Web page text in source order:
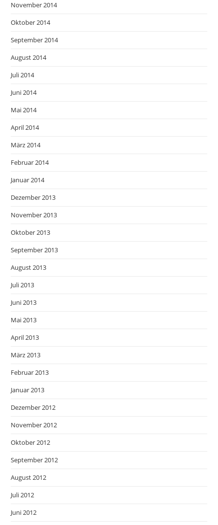
November 2014
Oktober 2014
September 2014
August 2014
Juli 2014
Juni 2014
Mai 2014
April 2014
März 2014
Februar 2014
Januar 2014
Dezember 2013
November 2013
Oktober 2013
September 2013
August 2013
Juli 2013
Juni 2013
Mai 2013
April 2013
März 2013
Februar 2013
Januar 2013
Dezember 2012
November 2012
Oktober 2012
September 2012
August 2012
Juli 2012
Juni 2012